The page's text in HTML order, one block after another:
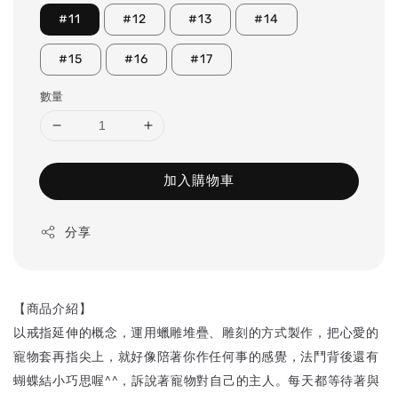
#11 #12 #13 #14
#15 #16 #17
數量
加入購物車
分享
【商品介紹】
以戒指延伸的概念，運用蠟雕堆疊、雕刻的方式製作，把心愛的
寵物套再指尖上，就好像陪著你作任何事的感覺，法鬥背後還有
蝴蝶結小巧思喔^^，訴說著寵物對自己的主人。每天都等待著與